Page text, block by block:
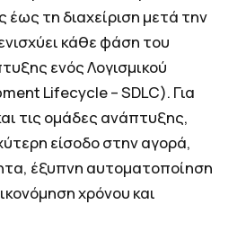
έως τη διαχείριση μετά την
κάθε φάση του
ενός Λογισμικού
Lifecycle – SDLC). Για
τις ομάδες ανάπτυξης,
είσοδο στην αγορά,
έξυπνη αυτοματοποίηση
χρόνου και